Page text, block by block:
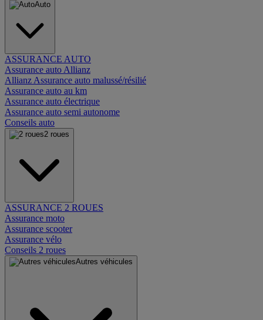
Auto
ASSURANCE AUTO
Assurance auto Allianz
Allianz Assurance auto malussé/résilié
Assurance auto au km
Assurance auto électrique
Assurance auto semi autonome
Conseils auto
2 roues
ASSURANCE 2 ROUES
Assurance moto
Assurance scooter
Assurance vélo
Conseils 2 roues
Autres véhicules